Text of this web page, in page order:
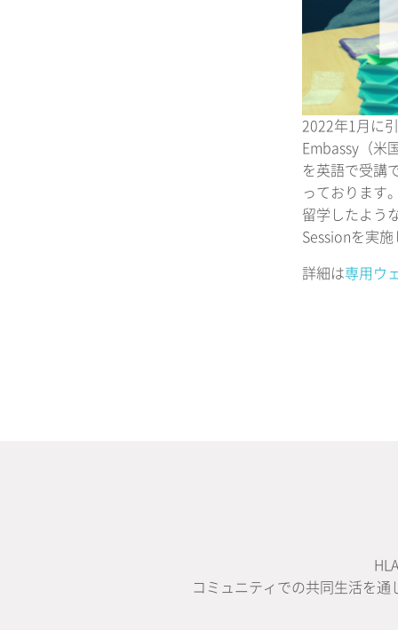
2022年1月に
Embassy（米
を英語で受講
っております
留学したよう
Sessionを実施
詳細は専用ウ
コミュニティでの共同生活を